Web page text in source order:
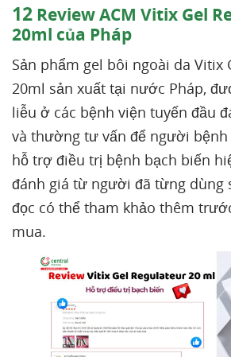
12 Review ACM Vitix Gel
20ml của Pháp
Sản phẩm gel bôi ngoài da Vitix
20ml sản xuất tại nước Pháp,
liễu ở các bệnh viện tuyến đầu
và thường tư vấn để người bệnh
hỗ trợ điều trị bệnh bạch biến
đánh giá từ người đã từng dùng
đọc có thể tham khảo thêm
mua.